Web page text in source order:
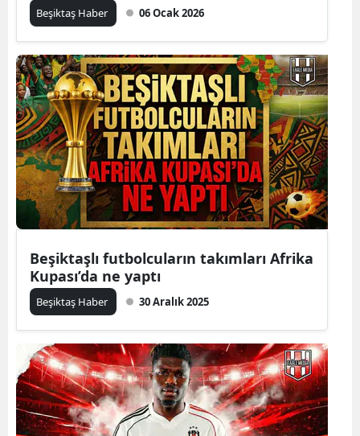
Beşiktaş Haber 06 Ocak 2026
Beşiktaşlı futbolcuların takımları Afrika
Kupası’da ne yaptı
Beşiktaş Haber 30 Aralık 2025